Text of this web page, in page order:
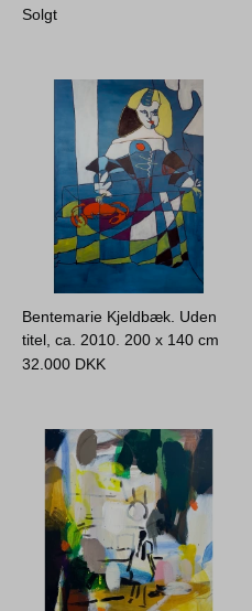
Solgt
Bentemarie Kjeldbæk. Uden
titel, ca. 2010. 200 x 140 cm
32.000 DKK